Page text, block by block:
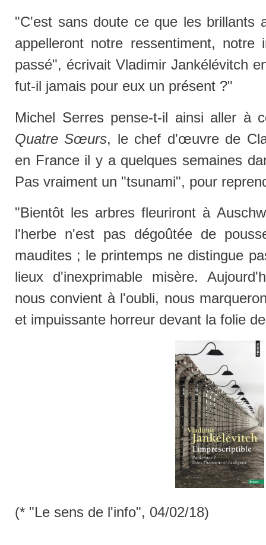
"C'est sans doute ce que les brillants
appelleront notre ressentiment, notre
passé", écrivait Vladimir Jankélévitch
fut-il jamais pour eux un présent ?"
Michel Serres pense-t-il ainsi aller à
Quatre Sœurs, le chef d'œuvre de
en France il y a quelques semaines
Pas vraiment un "tsunami", pour
"Bientôt les arbres fleuriront à
l'herbe n'est pas dégoûtée de
maudites ; le printemps ne distingue
lieux d'inexprimable misère.
nous convient à l'oubli, nous
et impuissante horreur devant la folie
(* "Le sens de l'info", 04/02/18)